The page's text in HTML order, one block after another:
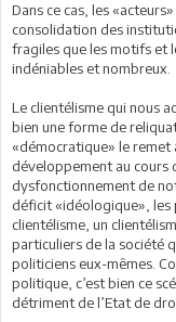
Dans ce cas, les
consolidation des
fragiles que les motifs et
indéniables et nombreux.
Le clientélisme qui nous
bien une forme de
«démocratique» le remet
développement au cours
dysfonctionnement de
déficit «idéologique», les
clientélisme, un
particuliers de la société
politiciens eux-mêmes.
politique, c’est bien ce
détriment de l’Etat de